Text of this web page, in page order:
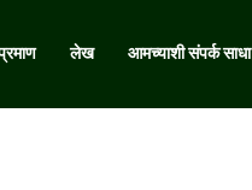
लेख आमच्याशी संपर्क साधा